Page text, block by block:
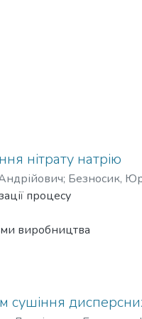
нітрату натрію
; Безносик,
процесу
виробництва
системи керування.
наведена